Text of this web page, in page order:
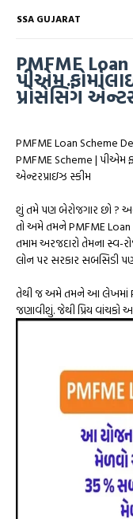
SSA GUJARAT
PMFME
પીએમ
પ્રોસેસિંગ
PMFME Loan Scheme
PMFME Scheme | પીએમ
એન્ટરપ્રાઇઝ સ્કીમ
શું તમે પણ બેરોજગાર છો ?
તો અમે તમને PMFME
તમામ અરજદારો તેમના
લોન પર સરકાર સબસિડી
તેથી જ અમે તમને આ લેખમાં
જણાવીશું. જેથી પ્રિય